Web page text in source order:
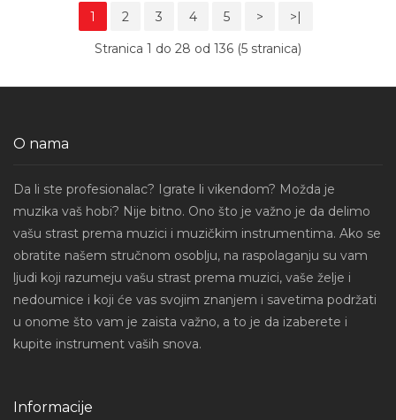
1 2 3 4 5 > >|
Stranica 1 do 28 od 136 (5 stranica)
O nama
Da li ste profesionalac? Igrate li vikendom? Možda je
muzika vaš hobi? Nije bitno. Ono što je važno je da delimo
vašu strast prema muzici i muzičkim instrumentima. Ako se
obratite našem stručnom osoblju, na raspolaganju su vam
ljudi koji razumeju vašu strast prema muzici, vaše želje i
nedoumice i koji će vas svojim znanjem i savetima podržati
u onome što vam je zaista važno, a to je da izaberete i
kupite instrument vaših snova.
Informacije